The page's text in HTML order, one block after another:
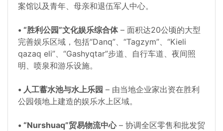
案馆以及青年、母亲和退伍军人中心。
• “胜利公园”文化娱乐综合体– 面积达20公顷的大型
完善娱乐区域，包括“Danq”、“Tagzym”、“Kieli
qazaq eli”、“Gashyqtar”步道、自行车道、夜间照
明、喷泉和游乐设施。
• 人工蓄水池与水上乐园 – 由当地企业家出资在胜利
公园领地上建造的娱乐水上区域。
• “Nurshuaq”贸易物流中心– 协调全区零售和批发贸